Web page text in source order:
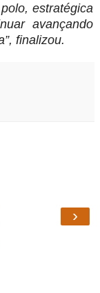
estratégica
avançando
finalizou.
›